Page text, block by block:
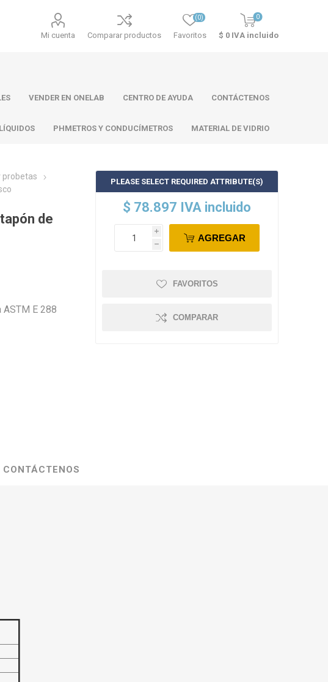
Mi cuenta Comparar productos Favoritos
(0) 0
$ 0 IVA incluido
Atago
Thermo
Scientific
VENDER EN ONELAB CENTRO DE AYUDA CONTÁCTENOS
PHMETROS Y CONDUCÍMETROS MATERIAL DE VIDRIO
probetas
de
E 288
PLEASE SELECT REQUIRED ATTRIBUTE(S)
$ 78.897 IVA incluido
i
h
AGREGAR
FAVORITOS
COMPARAR
CONTÁCTENOS